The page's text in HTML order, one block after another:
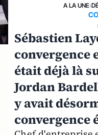
A LA UNE›
Sébastien
convergence
était déjà là
Jordan
y avait
convergence